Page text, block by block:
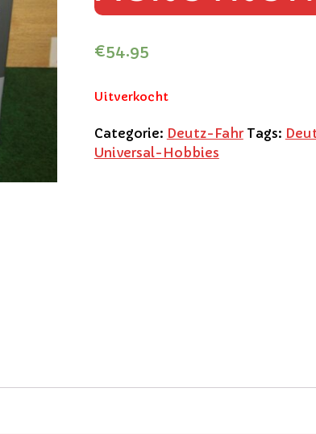
€54.95
Uitverkocht
Categorie: Deutz-Fahr Tags:
Universal-Hobbies